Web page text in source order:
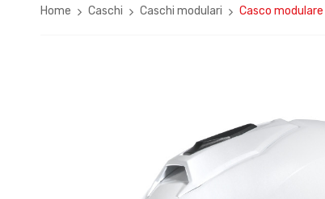
Home Caschi Caschi modulari Casco modulare